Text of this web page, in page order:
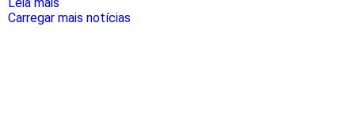
Carregar mais notícias